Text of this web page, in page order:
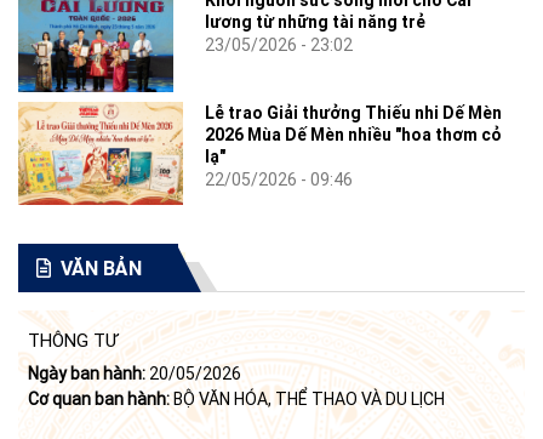
lương từ những tài năng trẻ
23/05/2026 - 23:02
Lễ trao Giải thưởng Thiếu nhi Dế Mèn
2026 Mùa Dế Mèn nhiều "hoa thơm cỏ
lạ"
22/05/2026 - 09:46
VĂN BẢN
THÔNG TƯ
Ngày ban hành: 20/05/2026
Cơ quan ban hành: BỘ VĂN HÓA, THỂ THAO VÀ DU LỊCH